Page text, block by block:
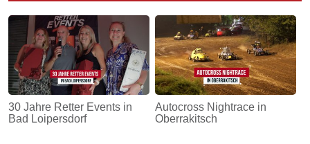
30 Jahre Retter Events in
Bad Loipersdorf
Autocross Nightrace in
Oberrakitsch